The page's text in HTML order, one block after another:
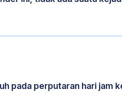
pada perputaran hari jam